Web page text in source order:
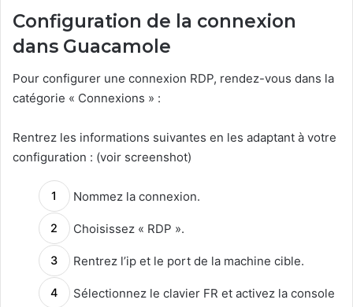
Configuration de la connexion
dans Guacamole
Pour configurer une connexion RDP, rendez-vous dans la
catégorie « Connexions » :
Rentrez les informations suivantes en les adaptant à votre
configuration : (voir screenshot)
Nommez la connexion.
Choisissez « RDP ».
Rentrez l’ip et le port de la machine cible.
Sélectionnez le clavier FR et activez la console